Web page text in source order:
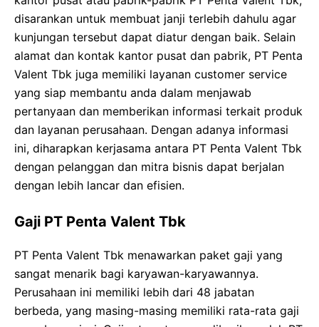
disarankan untuk membuat janji terlebih dahulu agar
kunjungan tersebut dapat diatur dengan baik. Selain
alamat dan kontak kantor pusat dan pabrik, PT Penta
Valent Tbk juga memiliki layanan customer service
yang siap membantu anda dalam menjawab
pertanyaan dan memberikan informasi terkait produk
dan layanan perusahaan. Dengan adanya informasi
ini, diharapkan kerjasama antara PT Penta Valent Tbk
dengan pelanggan dan mitra bisnis dapat berjalan
dengan lebih lancar dan efisien.
Gaji PT Penta Valent Tbk
PT Penta Valent Tbk menawarkan paket gaji yang
sangat menarik bagi karyawan-karyawannya.
Perusahaan ini memiliki lebih dari 48 jabatan
berbeda, yang masing-masing memiliki rata-rata gaji